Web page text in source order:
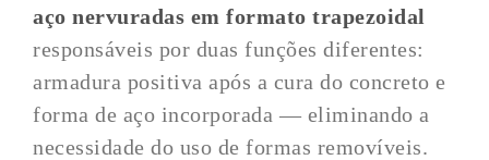
aço nervuradas em formato trapezoidal
responsáveis por duas funções diferentes:
armadura positiva após a cura do concreto e
forma de aço incorporada — eliminando a
necessidade do uso de formas removíveis.